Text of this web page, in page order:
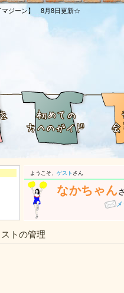
マジーン】 8月8日更新☆
ようこそ、 ゲスト さん
なかちゃん
トの管理